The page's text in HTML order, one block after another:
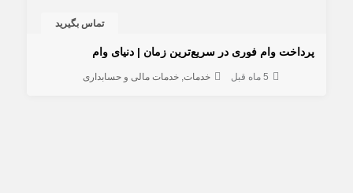
تماس بگیرید
پرداخت وام فوری در سریع‌ترین زمان | دنیای وام
5 ماه قبل خدمات خدمات مالی و حسابداری